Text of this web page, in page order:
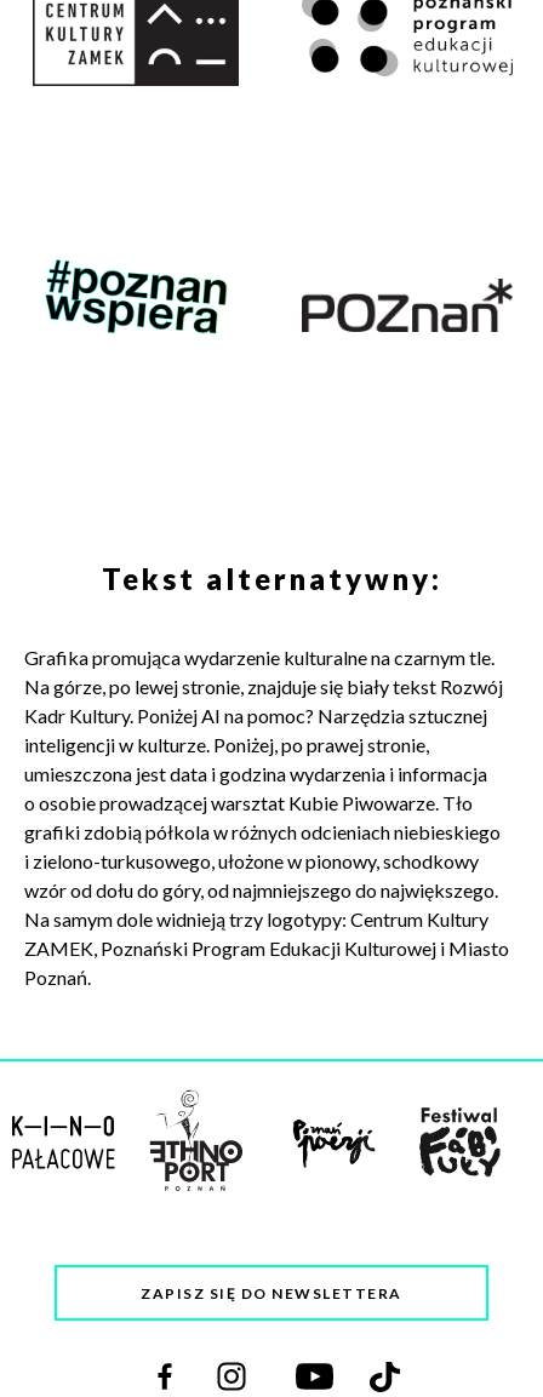
Tekst alternatywny:
Grafika promująca wydarzenie kulturalne na czarnym tle.
Na górze, po lewej stronie, znajduje się biały tekst Rozwój
Kadr Kultury. Poniżej AI na pomoc? Narzędzia sztucznej
inteligencji w kulturze. Poniżej, po prawej stronie,
umieszczona jest data i godzina wydarzenia i informacja
o osobie prowadzącej warsztat Kubie Piwowarze. Tło
grafiki zdobią półkola w różnych odcieniach niebieskiego
i zielono-turkusowego, ułożone w pionowy, schodkowy
wzór od dołu do góry, od najmniejszego do największego.
Na samym dole widnieją trzy logotypy: Centrum Kultury
ZAMEK, Poznański Program Edukacji Kulturowej i Miasto
Poznań.
ZAPISZ SIĘ DO NEWSLETTERA
Odwiedź
nas
Odwiedź
nas
Odwiedź
nas
Odwiedź
nas